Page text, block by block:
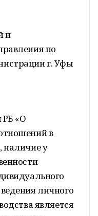
и
по
г. Уфы
РБ «О
в
наличие у
личного
является